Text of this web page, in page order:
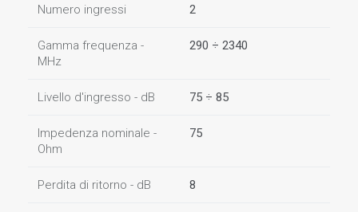
Numero ingressi 2
Gamma frequenza -
MHz
290 ÷ 2340
Livello d'ingresso - dB 75 ÷ 85
Impedenza nominale -
Ohm
75
Perdita di ritorno - dB 8